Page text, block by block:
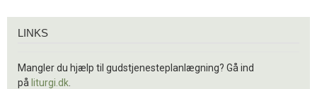
LINKS
Mangler du hjælp til gudstjenesteplanlægning? Gå ind
på liturgi.dk